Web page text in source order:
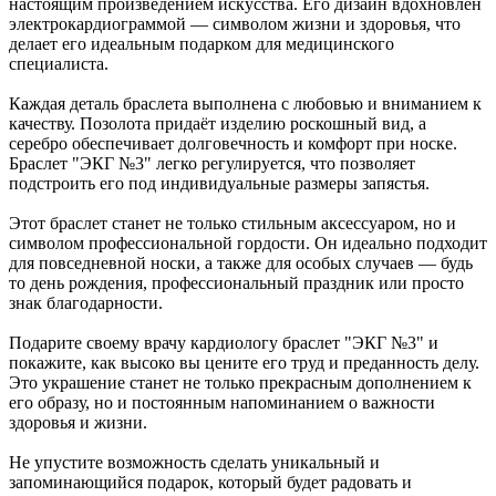
электрокардиограммой — символом жизни и здоровья, что
делает его идеальным подарком для медицинского
специалиста.
Каждая деталь браслета выполнена с любовью и вниманием к
качеству. Позолота придаёт изделию роскошный вид, а
серебро обеспечивает долговечность и комфорт при носке.
Браслет "ЭКГ №3" легко регулируется, что позволяет
подстроить его под индивидуальные размеры запястья.
Этот браслет станет не только стильным аксессуаром, но и
символом профессиональной гордости. Он идеально подходит
для повседневной носки, а также для особых случаев — будь
то день рождения, профессиональный праздник или просто
знак благодарности.
Подарите своему врачу кардиологу браслет "ЭКГ №3" и
покажите, как высоко вы цените его труд и преданность делу.
Это украшение станет не только прекрасным дополнением к
его образу, но и постоянным напоминанием о важности
здоровья и жизни.
Не упустите возможность сделать уникальный и
запоминающийся подарок, который будет радовать и